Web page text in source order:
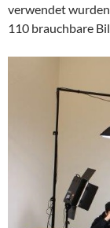
verwendet
110 brauchbare